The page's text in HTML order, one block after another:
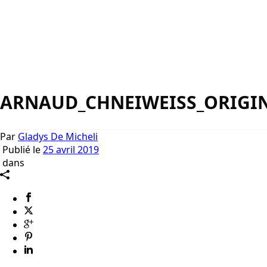
Par Gladys De Micheli
Publié le25 avril 2019
dans